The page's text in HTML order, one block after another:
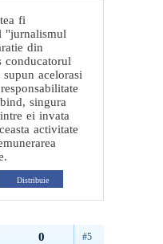
fi
"jurnalismul
din
conducatorul
acelorasi
singura
ei invata
activitate
Distribuie
#5
0